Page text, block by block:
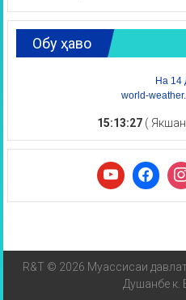
Обу ҳаво
На 14
world-
15:13:27 (
R&T © 2026 Муассисаи
Душанбе к.